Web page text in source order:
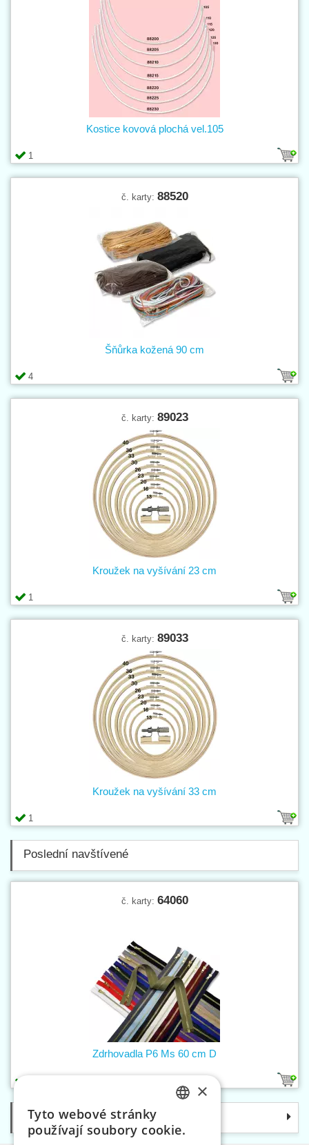
1
Kostice kovová plochá vel.105
č. karty: 88520
4
Šňůrka kožená 90 cm
č. karty: 89023
1
Kroužek na vyšívání 23 cm
č. karty: 89033
1
Kroužek na vyšívání 33 cm
Poslední navštívené
č. karty: 64060
Zdrhovadla P6 Ms 60 cm D
Kategorie
×
Tyto webové stránky
používají soubory cookie.